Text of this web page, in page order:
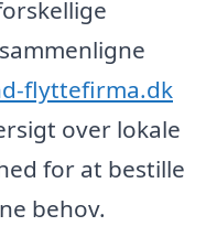
flyttefirma.dk
over lokale
for at bestille
behov.